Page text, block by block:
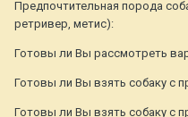
Предпочтительная порода
ретривер, метис):
Готовы ли Вы рассмотреть
Готовы ли Вы взять собаку с
Готовы ли Вы взять собаку с